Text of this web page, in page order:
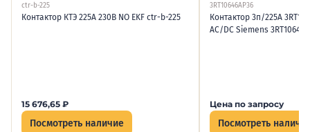
ctr-b-225
Контактор КТЭ 225А 230В NO EKF ctr-b-225
15 676,65 ₽
Посмотреть наличие
3RT10646AP36
Контактор 3п/225А 3RT10
АС/DC Siemens
Цена по запросу
Посмотреть